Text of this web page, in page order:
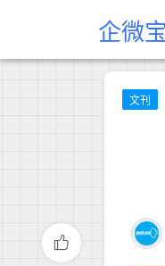
企微宝
文刊